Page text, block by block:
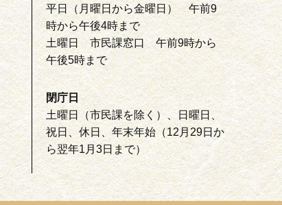
平日（月曜日から金曜日） 午前9
時から午後4時まで
土曜日 市民課窓口 午前9時から
午後5時まで
閉庁日
土曜日（市民課を除く）、日曜日、
祝日、休日、年末年始（12月29日か
ら翌年1月3日まで）